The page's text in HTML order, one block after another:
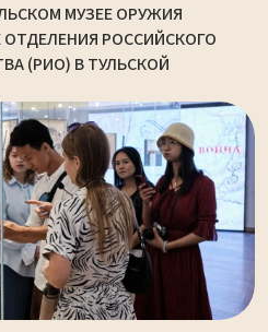
МУЗЕЕ ОРУЖИЯ
РОССИЙСКОГО
(РИО) В ТУЛЬСКОЙ